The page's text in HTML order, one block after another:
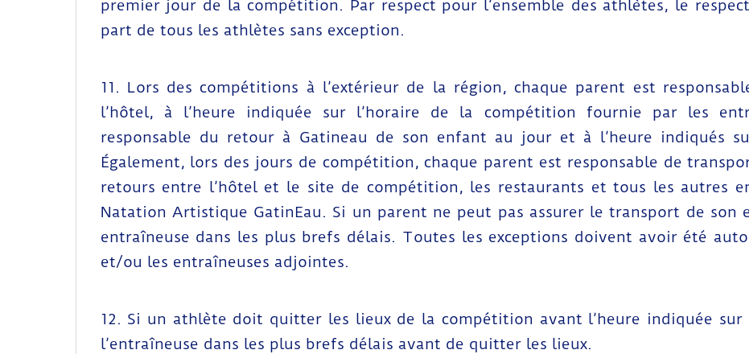
premier jour de la compétition. Par respect pour l’ensemble des athlètes, le
part de tous les athlètes sans exception.
11. Lors des compétitions à l’extérieur de la région, chaque parent est
l’hôtel, à l’heure indiquée sur l’horaire de la compétition fournie par les
responsable du retour à Gatineau de son enfant au jour et à l’heure indiqués
Également, lors des jours de compétition, chaque parent est responsable de
retours entre l’hôtel et le site de compétition, les restaurants et tous les autres
Natation Artistique GatinEau. Si un parent ne peut pas assurer le transport de
entraîneuse dans les plus brefs délais. Toutes les exceptions doivent avoir été
et/ou les entraîneuses adjointes.
12. Si un athlète doit quitter les lieux de la compétition avant l’heure indiquée
l’entraîneuse dans les plus brefs délais avant de quitter les lieux.